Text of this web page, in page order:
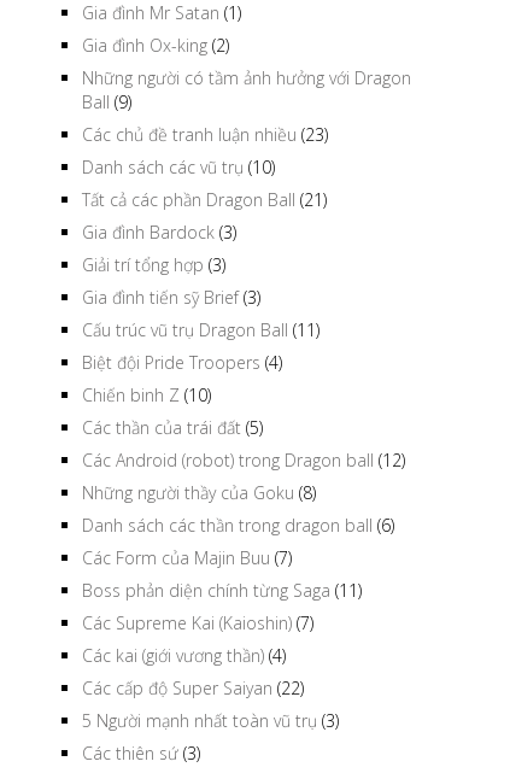
Gia đình Mr Satan (1)
Gia đình Ox-king (2)
Những người có tầm ảnh hưởng với Dragon
Ball (9)
Các chủ đề tranh luận nhiều (23)
Danh sách các vũ trụ (10)
Tất cả các phần Dragon Ball (21)
Gia đình Bardock (3)
Giải trí tổng hợp (3)
Gia đình tiến sỹ Brief(3)
Cấu trúc vũ trụ Dragon Ball (11)
Biệt đội Pride Troopers (4)
Chiến binh Z (10)
Các thần của trái đất (5)
Các Android (robot) trong Dragon ball (12)
Những người thầy của Goku (8)
Danh sách các thần trong dragon ball (6)
Các Form của Majin Buu (7)
Boss phản diện chính từng Saga (11)
Các Supreme Kai (Kaioshin) (7)
Các kai (giới vương thần) (4)
Các cấp độ Super Saiyan (22)
5 Người mạnh nhất toàn vũ trụ (3)
Các thiên sứ (3)